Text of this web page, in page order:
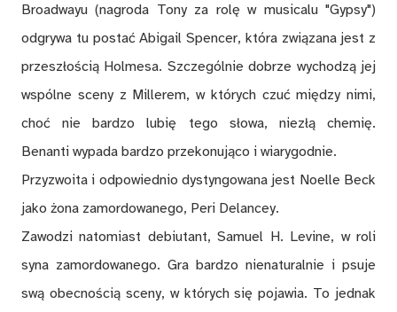
Broadwayu (nagroda Tony za rolę w musicalu "Gypsy")
odgrywa tu postać Abigail Spencer, która związana jest z
przeszłością Holmesa. Szczególnie dobrze wychodzą jej
wspólne sceny z Millerem, w których czuć między nimi,
choć nie bardzo lubię tego słowa, niezłą chemię.
Benanti wypada bardzo przekonująco i wiarygodnie.
Przyzwoita i odpowiednio dystyngowana jest Noelle Beck
jako żona zamordowanego, Peri Delancey.
Zawodzi natomiast debiutant, Samuel H. Levine, w roli
syna zamordowanego. Gra bardzo nienaturalnie i psuje
swą obecnością sceny, w których się pojawia. To jednak